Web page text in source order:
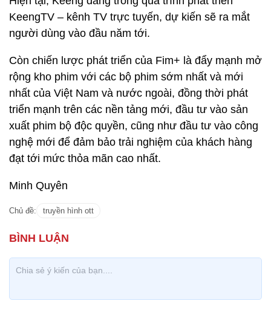
KeengTV – kênh TV trực tuyến, dự kiến sẽ ra mắt
người dùng vào đầu năm tới.
Còn chiến lược phát triển của Fim+ là đẩy mạnh mở
rộng kho phim với các bộ phim sớm nhất và mới
nhất của Việt Nam và nước ngoài, đồng thời phát
triển mạnh trên các nền tảng mới, đầu tư vào sản
xuất phim bộ độc quyền, cũng như đầu tư vào công
nghệ mới để đảm bảo trải nghiệm của khách hàng
đạt tới mức thỏa mãn cao nhất.
Minh Quyên
Chủ đề: truyền hình ott